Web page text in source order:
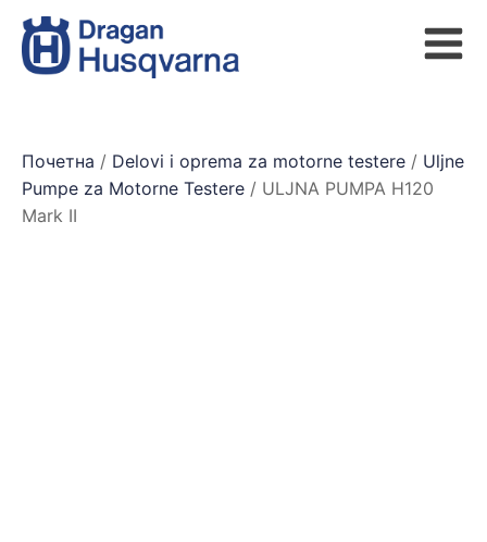
Почетна / Delovi i oprema za motorne testere / Uljne
Pumpe za Motorne Testere / ULJNA PUMPA H120
Mark II